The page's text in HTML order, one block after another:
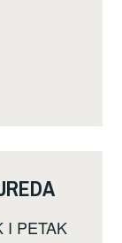
I PETAK